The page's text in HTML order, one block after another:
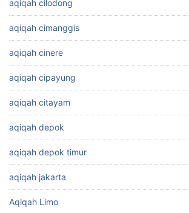
aqiqah cilodong
aqiqah cimanggis
aqiqah cinere
aqiqah cipayung
aqiqah citayam
aqiqah depok
aqiqah depok timur
aqiqah jakarta
Aqiqah Limo